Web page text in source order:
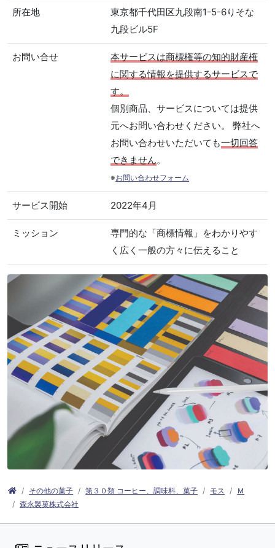
所在地
東京都千代田区九段南1-5-6りそな
九段ビル5F
お問い合せ
本サービスは商標権等の知的財産権
に関する情報を提供するサービスで
す。
個別商品、サービスについては提供
元へお問い合わせください。 弊社へ
お問い合わせいただいても一切回答
できません。
※お問い合わせフォーム
サービス開始 2022年4月
ミッション
専門的な「商標情報」をわかりやす
く広く一般の方々に伝えること
その他の菓子 第３０類 コーヒー、調味料、菓子 モス
Ｍ
森永製菓株式会社